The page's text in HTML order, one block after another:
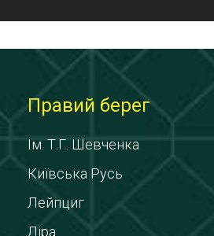
Правий берег
Ім. Т.Г. Шевченка
Київська Русь
Лейпциг
Ліра